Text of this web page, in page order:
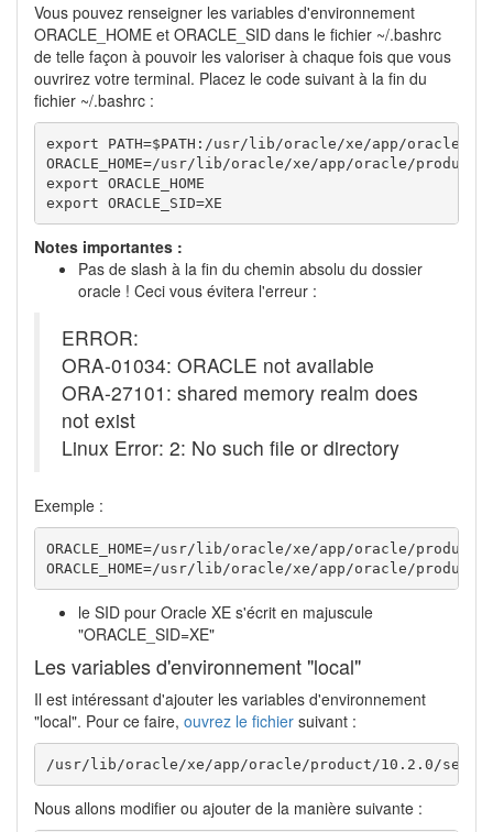
Vous pouvez renseigner les variables d'environnement
ORACLE_HOME et ORACLE_SID dans le fichier ~/.bashrc
de telle façon à pouvoir les valoriser à chaque fois que vous
ouvrirez votre terminal. Placez le code suivant à la fin du
fichier ~/.bashrc :
export PATH=$PATH:/usr/lib/oracle/xe/app/oracle/
ORACLE_HOME=/usr/lib/oracle/xe/app/oracle/
export ORACLE_HOME
export ORACLE_SID=XE
Notes importantes :
Pas de slash à la fin du chemin absolu du dossier
oracle ! Ceci vous évitera l'erreur :
ERROR:
ORA-01034: ORACLE not available
ORA-27101: shared memory realm does
not exist
Linux Error: 2: No such file or directory
Exemple :
ORACLE_HOME=/usr/lib/oracle/xe/app/oracle/product/
ORACLE_HOME=/usr/lib/oracle/xe/app/oracle/product/
le SID pour Oracle XE s'écrit en majuscule
"ORACLE_SID=XE"
Les variables d'environnement "local"
Il est intéressant d'ajouter les variables d'environnement
"local". Pour ce faire, ouvrez le fichier suivant :
/usr/lib/oracle/xe/app/oracle/product/10.2.0/
Nous allons modifier ou ajouter de la manière suivante :